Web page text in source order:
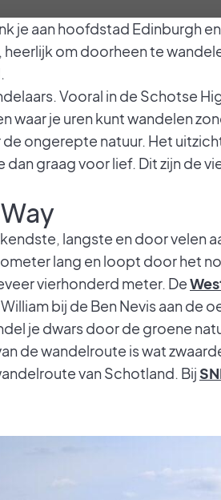
je aan hoofdstad Edinburgh
om doorheen te
Vooral in de Schotse
waar je uren kunt wandelen
ongerepte natuur. Het
dan graag voor lief. Dit zijn de
langste en door velen
lang en loopt door het
vierhonderd meter. De
bij de Ben Nevis aan de
je dwars door de groene
de wandelroute is wat
van Schotland. Bij